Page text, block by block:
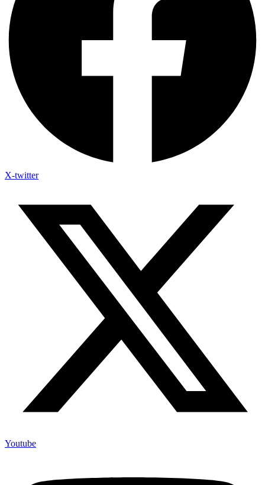
X-twitter
Youtube